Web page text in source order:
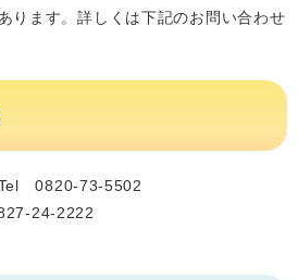
ります。詳しくは下記のお問い合わせ
0820-73-5502
24-2222